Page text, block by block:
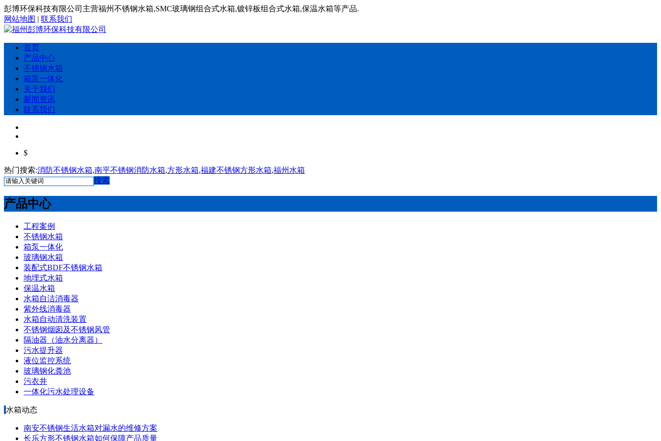
彭博环保科技有限公司主营福州不锈钢水箱,SMC玻璃钢组合式水箱,镀锌板组合式水箱,保温水箱等产品.
网站地图 | 联系我们
首页
产品中心
不锈钢水箱
箱泵一体化
关于我们
新闻资讯
联系我们
$
热门搜索:消防不锈钢水箱,南平不锈钢消防水箱,方形水箱,福建不锈钢方形水箱,福州水箱
搜索
产品中心
工程案例
不锈钢水箱
箱泵一体化
玻璃钢水箱
装配式BDF不锈钢水箱
地埋式水箱
保温水箱
水箱自洁消毒器
紫外线消毒器
水箱自动清洗装置
不锈钢烟囱及不锈钢风管
隔油器（油水分离器）
污水提升器
液位监控系统
玻璃钢化粪池
污衣井
一体化污水处理设备
水箱动态
南安不锈钢生活水箱对漏水的维修方案
长乐方形不锈钢水箱如何保障产品质量